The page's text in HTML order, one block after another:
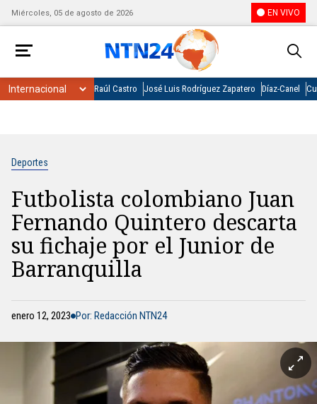
Miércoles, 05 de agosto de 2026 EN VIVO
Raúl Castro José Luis Rodríguez Zapatero Díaz-Canel
Deportes
Futbolista colombiano Juan
Fernando Quintero descarta
su fichaje por el Junior de
Barranquilla
enero 12, 2023 Por: Redacción NTN24